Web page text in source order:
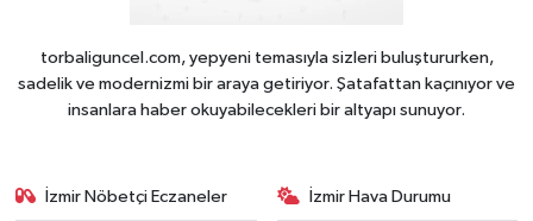
torbaliguncel.com, yepyeni temasıyla sizleri buluştururken,
sadelik ve modernizmi bir araya getiriyor. Şatafattan kaçınıyor ve
insanlara haber okuyabilecekleri bir altyapı sunuyor.
İzmir Nöbetçi Eczaneler İzmir Hava Durumu